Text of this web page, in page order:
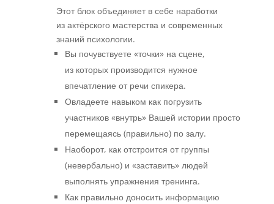
Этот блок объединяет в себе наработки
из актёрского мастерства и современных
знаний психологии.
Вы почувствуете «точки» на сцене,
из которых производится нужное
впечатление от речи спикера.
Овладеете навыком как погрузить
участников «внутрь» Вашей истории просто
перемещаясь (правильно) по залу.
Наоборот, как отстроится от группы
(невербально) и «заставить» людей
выполнять упражнения тренинга.
Как правильно доносить информацию